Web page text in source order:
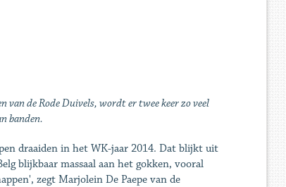
de Rode Duivels, wordt er twee keer zo veel
banden.
draaiden in het WK-jaar 2014. Dat blijkt uit
blijkbaar massaal aan het gokken, vooral
zegt Marjolein De ­Paepe van de